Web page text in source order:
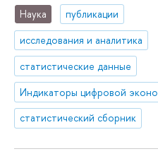
Наука
публикации
исследования и аналитика
статистические данные
Индикаторы цифровой
статистический сборник